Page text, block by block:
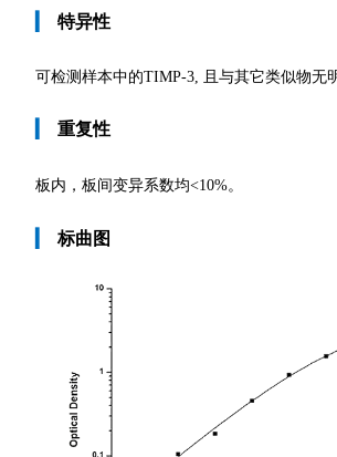
特异性
可检测样本中的TIMP-3, 且与其它类似物无
重复性
板内，板间变异系数均<10%。
标曲图